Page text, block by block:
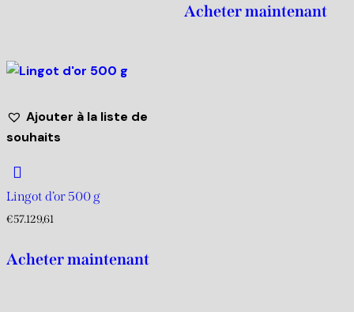
Acheter maintenant
Ajouter à la liste de
souhaits
Lingot d’or 500 g
€57.129,61
Acheter maintenant